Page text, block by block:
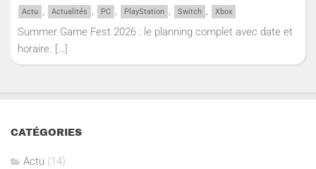
Actu , Actualités , PC , PlayStation , Switch , Xbox
Summer Game Fest 2026 : le planning complet avec date et
horaire. […]
CATÉGORIES
Actu (14)